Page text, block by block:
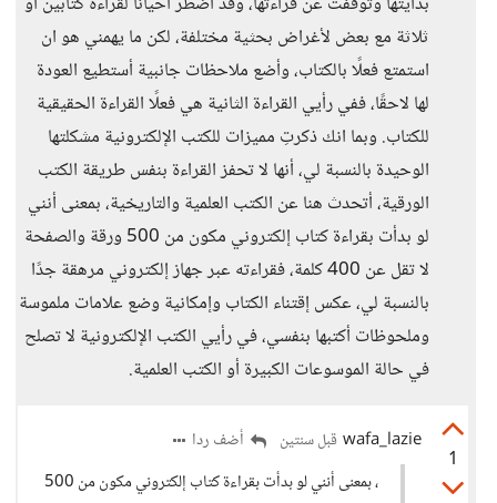
ثلاثة مع بعض لأغراض بحثية مختلفة، لكن ما يهمني هو ان
استمتع فعلًا بالكتاب، وأضع ملاحظات جانبية أستطيع العودة
لها لاحقًا، ففي رأيي القراءة الثانية هي فعلًا القراءة الحقيقية
للكتاب. وبما انك ذكرتِ مميزات للكتب الإلكترونية مشكلتها
الوحيدة بالنسبة لي، أنها لا تحفز القراءة بنفس طريقة الكتب
الورقية، أتحدث هنا عن الكتب العلمية والتاريخية، بمعنى أنني
لو بدأت بقراءة كتاب إلكتروني مكون من 500 ورقة والصفحة
لا تقل عن 400 كلمة، فقراءته عبر جهاز إلكتروني مرهقة جدًا
بالنسبة لي، عكس إقتناء الكتاب وإمكانية وضع علامات ملموسة
وملحوظات أكتبها بنفسي، في رأيي الكتب الإلكترونية لا تصلح
في حالة الموسوعات الكبيرة أو الكتب العلمية.
1
wafa_lazie قبل سنتين
أضف ردا
، بمعنى أنني لو بدأت بقراءة كتاب إلكتروني مكون من 500